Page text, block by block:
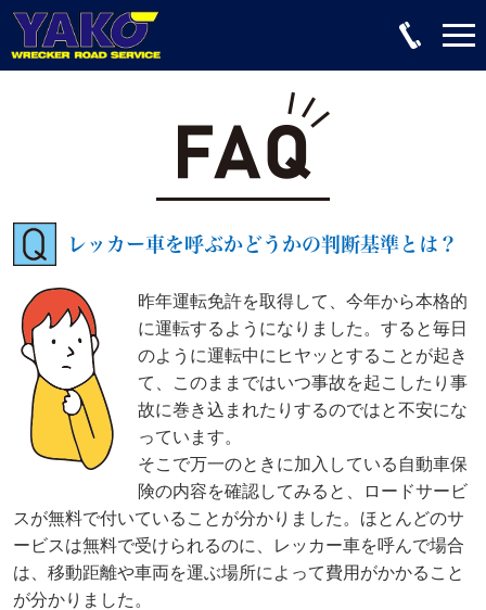
レッカー車を呼ぶかどうかの判断基準とは？
昨年運転免許を取得して、今年から本格的
に運転するようになりました。すると毎日
のように運転中にヒヤッとすることが起き
て、このままではいつ事故を起こしたり事
故に巻き込まれたりするのではと不安にな
っています。
そこで万一のときに加入している自動車保
険の内容を確認してみると、ロードサービ
スが無料で付いていることが分かりました。ほとんどのサ
ービスは無料で受けられるのに、レッカー車を呼んで場合
は、移動距離や車両を運ぶ場所によって費用がかかること
が分かりました。